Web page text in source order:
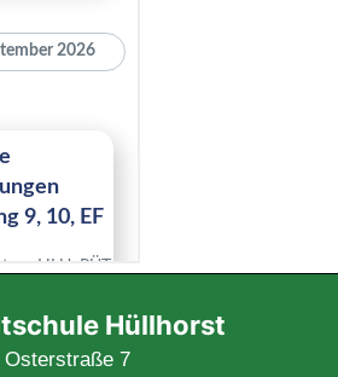
Hüllhorst
Osterstraße 7